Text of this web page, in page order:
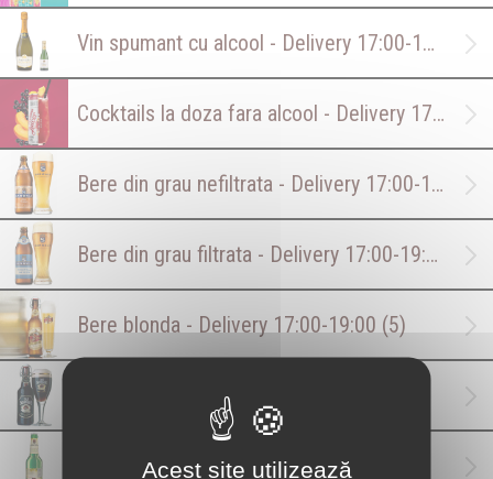
Vin spumant cu alcool - Delivery 17:00-19:00 (2)
Cocktails la doza fara alcool - Delivery 17:00-19:00
Bere din grau nefiltrata - Delivery 17:00-19:00
Bere din grau filtrata - Delivery 17:00-19:00 (2)
Bere blonda - Delivery 17:00-19:00 (5)
Bere neagra - Delivery 17:00-19:00
Radler - Delivery 17:00-19:00(1)
Acest site utilizează